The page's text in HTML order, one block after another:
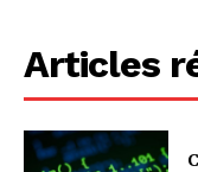
Articles